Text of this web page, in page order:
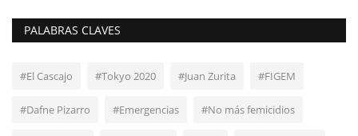
PALABRAS CLAVES
#El Cascajo #Tokyo 2020 #Juan Zurita #FIGEM
#Dafne Pizarro #Emergencias #No más femicidios